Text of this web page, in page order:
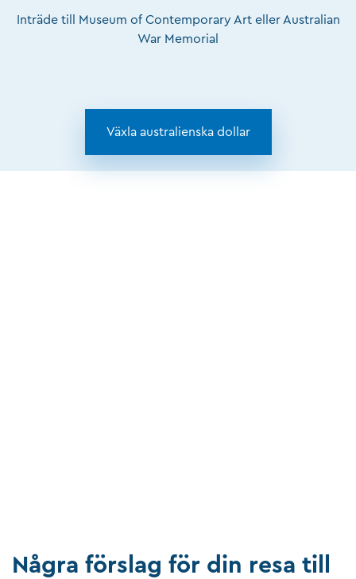
Inträde till Museum of Contemporary Art eller Australian
War Memorial
Växla australienska dollar
Några förslag för din resa till